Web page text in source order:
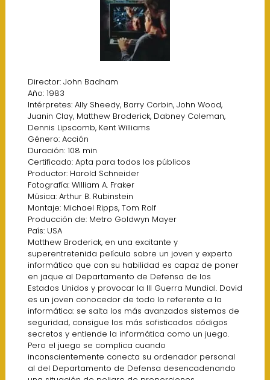
Director: John Badham
Año: 1983
Intérpretes: Ally Sheedy, Barry Corbin, John Wood,
Juanin Clay, Matthew Broderick, Dabney Coleman,
Dennis Lipscomb, Kent Williams
Género: Acción
Duración: 108 min
Certificado: Apta para todos los públicos
Productor: Harold Schneider
Fotografía: William A. Fraker
Música: Arthur B. Rubinstein
Montaje: Michael Ripps, Tom Rolf
Producción de: Metro Goldwyn Mayer
País: USA
Matthew Broderick, en una excitante y
superentretenida película sobre un joven y experto
informático que con su habilidad es capaz de poner
en jaque al Departamento de Defensa de los
Estados Unidos y provocar la III Guerra Mundial. David
es un joven conocedor de todo lo referente a la
informática: se salta los más avanzados sistemas de
seguridad, consigue los más sofisticados códigos
secretos y entiende la informática como un juego.
Pero el juego se complica cuando
inconscientemente conecta su ordenador personal
al del Departamento de Defensa desencadenando